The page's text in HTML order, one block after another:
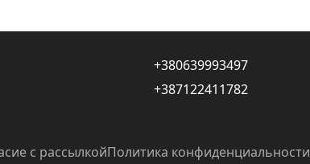
+380639993497
+387122411782
с рассылкойПолитика конфиденциальности